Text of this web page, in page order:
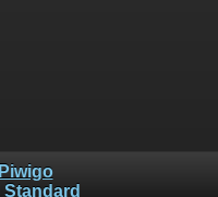
Piwigo
Standard